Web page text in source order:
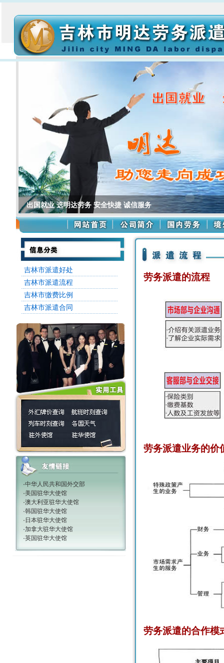
心在哪里 财富就在哪里
出国就业 选明达劳务 安全快捷 诚信服务
吉林市派遣好处
吉林市派遣流程
吉林市缴费比例
吉林市派遣合同
·中华人民共和国外交部
·美国驻华大使馆
·澳大利亚驻华大使馆
·韩国驻华大使馆
· 日本驻华大使馆
·加拿大驻华大使馆
·英国驻华大使馆
劳务派遣的流程
劳务派遣业务的价
劳务派遣的合作模